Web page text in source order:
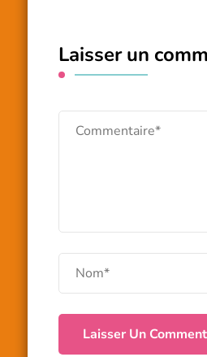
Laisser un